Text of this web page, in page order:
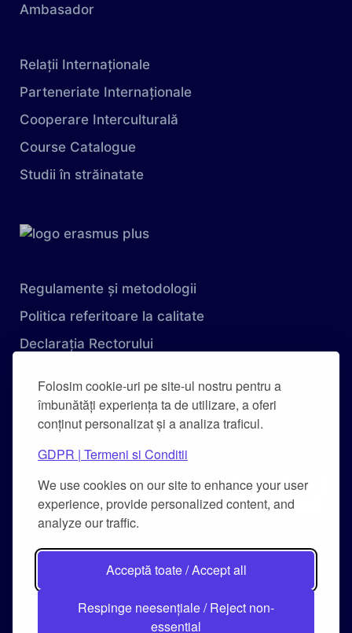
Folosim cookie-uri pe site-ul nostru pentru a
îmbunătăți experiența ta de utilizare, a oferi
conținut personalizat și a analiza traficul.
GDPR | Termeni si Conditii
We use cookies on our site to enhance your user
experience, provide personalized content, and
analyze our traffic.
Acceptă toate / Accept all
Respinge neesențiale / Reject non-
essential
Ambasador
Relații Internaționale
Parteneriate Internaționale
Cooperare Interculturală
Course Catalogue
Studii în străinatate
Regulamente și metodologii
Politica referitoare la calitate
Declarația Rectorului
Carta Universității
Combaterea hărțuirii pe criteriu de sex și a